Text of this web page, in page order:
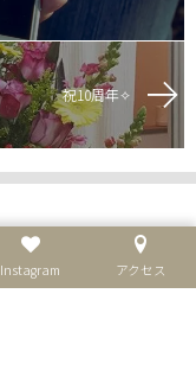
祝10周年✧
Instagram アクセス